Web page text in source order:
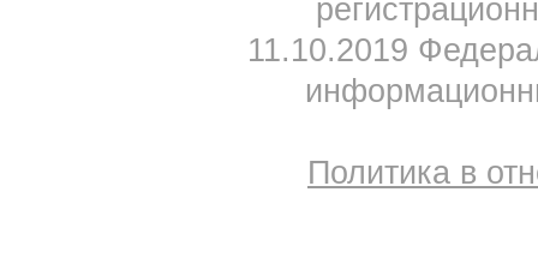
11.10.2019
Политика в